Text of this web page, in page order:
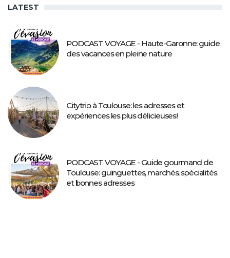
LATEST
PODCAST VOYAGE - Haute-Garonne: guide
des vacances en pleine nature
Citytrip à Toulouse: les adresses et
expériences les plus délicieuses!
PODCAST VOYAGE - Guide gourmand de
Toulouse: guinguettes, marchés, spécialités
et bonnes adresses